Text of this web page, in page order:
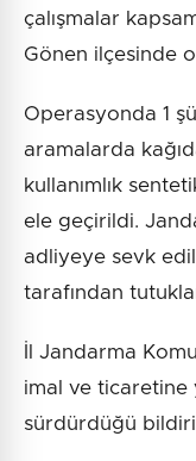
çalışmalar
Gönen ilçesinde
Operasyonda 1
aramalarda
kullanımlık
ele geçirildi.
adliyeye sevk
tarafından
İl Jandarma
imal ve ticaretine
sürdürdüğü